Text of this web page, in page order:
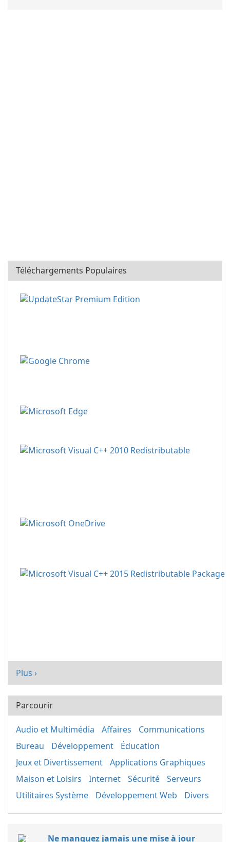
Téléchargements Populaires
Plus ›
Parcourir
Audio et Multimédia Affaires
Communications
Bureau
Développement
Éducation
Jeux et Divertissement
Applications Graphiques
Maison et Loisirs
Internet Sécurité
Serveurs
Utilitaires Système
Développement Web Divers
Ne manquez jamais une mise à jour